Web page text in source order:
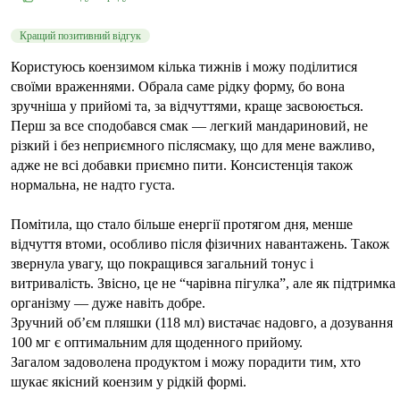
Кращий позитивний відгук
Користуюсь коензимом кілька тижнів і можу поділитися
своїми враженнями. Обрала саме рідку форму, бо вона
зручніша у прийомі та, за відчуттями, краще засвоюється.
Перш за все сподобався смак — легкий мандариновий, не
різкий і без неприємного післясмаку, що для мене важливо,
адже не всі добавки приємно пити. Консистенція також
нормальна, не надто густа.
Помітила, що стало більше енергії протягом дня, менше
відчуття втоми, особливо після фізичних навантажень. Також
звернула увагу, що покращився загальний тонус і
витривалість. Звісно, це не “чарівна пігулка”, але як підтримка
організму — дуже навіть добре.
Зручний об’єм пляшки (118 мл) вистачає надовго, а дозування
100 мг є оптимальним для щоденного прийому.
Загалом задоволена продуктом і можу порадити тим, хто
шукає якісний коензим у рідкій формі.